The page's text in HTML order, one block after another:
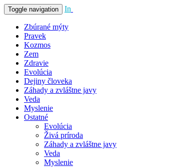
Toggle navigation In
Zbúrané mýty
Pravek
Kozmos
Zem
Zdravie
Evolúcia
Dejiny človeka
Záhady a zvláštne javy
Veda
Myslenie
Ostatné
Evolúcia
Živá príroda
Záhady a zvláštne javy
Veda
Myslenie